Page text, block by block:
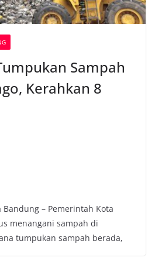
Sampah
Kerahkan 8
Bandung – Pemerintah Kota
menangani sampah di
tumpukan sampah berada,